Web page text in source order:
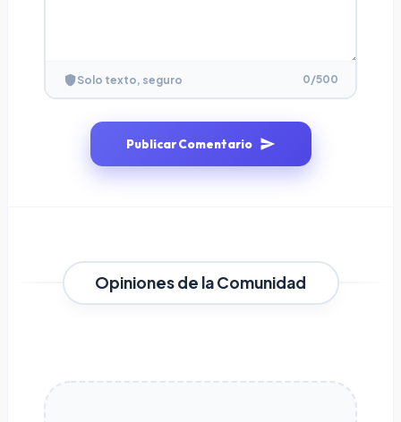
Solo texto, seguro 0/500
Publicar Comentario
Opiniones de la Comunidad